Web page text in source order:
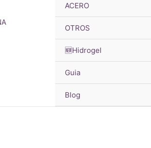
ACERO
OTROS
🆕Hidrogel
Guia
Blog